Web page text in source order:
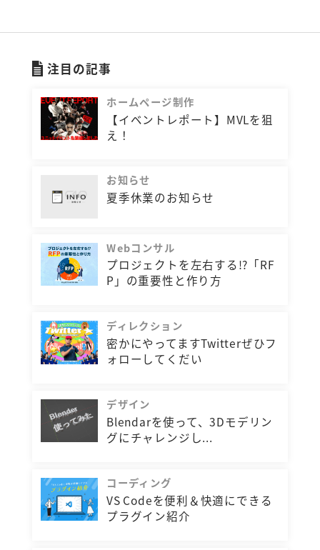
注目の記事
ホームページ制作
【イベントレポート】MVLを狙
え！
お知らせ
夏季休業のお知らせ
Webコンサル
プロジェクトを左右する!?「RF
P」の重要性と作り方
ディレクション
密かにやってますTwitterぜひフ
ォローしてくだい
デザイン
Blendarを使って、3Dモデリン
グにチャレンジし...
コーディング
VS Codeを便利＆快適にできる
プラグイン紹介